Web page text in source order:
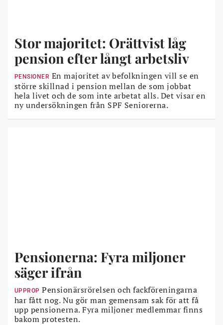
Stor majoritet: Orättvist låg
pension efter långt arbetsliv
PENSIONER En majoritet av befolkningen vill se en
större skillnad i pension mellan de som jobbat
hela livet och de som inte arbetat alls. Det visar en
ny undersökningen från SPF Seniorerna.
Pensionerna: Fyra miljoner
säger ifrån
UPPROP Pensionärsrörelsen och fackföreningarna
har fått nog. Nu gör man gemensam sak för att få
upp pensionerna. Fyra miljoner medlemmar finns
bakom protesten.